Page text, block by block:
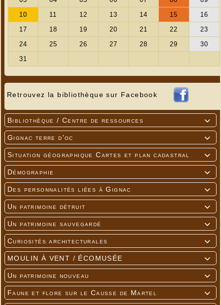
Retrouvez la bibliothèque sur Facebook

Bibliothèque / Centre de ressources

Gignac terre d'oc

Situation géographique Cartes et plan cadastral

Démographie

Des personnalités liées à Gignac

Un patrimoine détruit

Un patrimoine sauvegardé

Curiosités architecturales

MOULIN À VENT / ÉCOMUSÉE

Un patrimoine nouveau

Faune et flore sur le Causse de Martel